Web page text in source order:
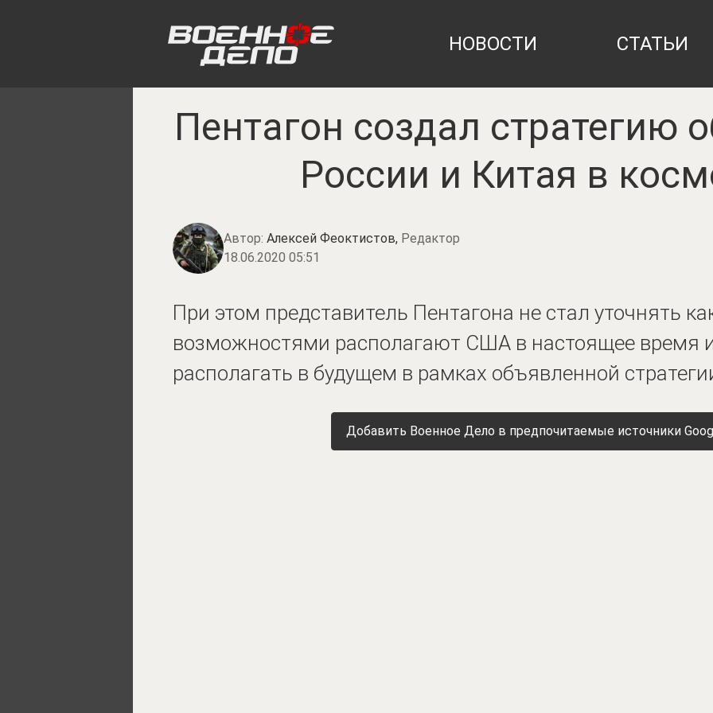
НОВОСТИ СТАТЬИ
Пентагон создал стратегию
России и Китая в
Автор: Алексей Феоктистов, Редактор
18.06.2020 05:51
При этом представитель Пентагона не стал уточнять
возможностями располагают США в настоящее время
располагать в будущем в рамках объявленной
Добавить Военное Дело в предпочитаемые источники